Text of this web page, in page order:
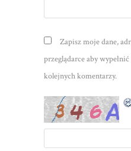
Zapisz moje dane,
przeglądarce aby
kolejnych komentarzy.